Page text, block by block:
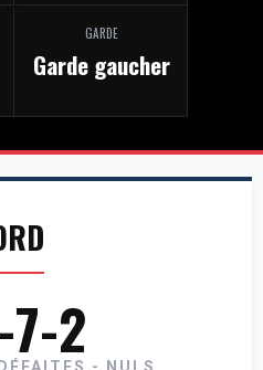
GARDE
Garde gaucher
2